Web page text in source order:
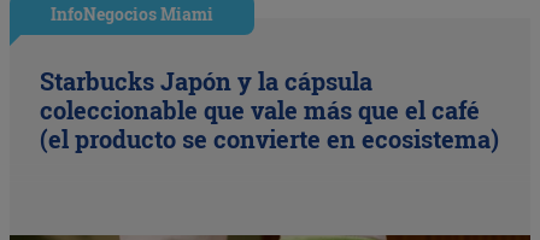
InfoNegocios Miami
Starbucks Japón y la cápsula
coleccionable que vale más que el café
(el producto se convierte en ecosistema)